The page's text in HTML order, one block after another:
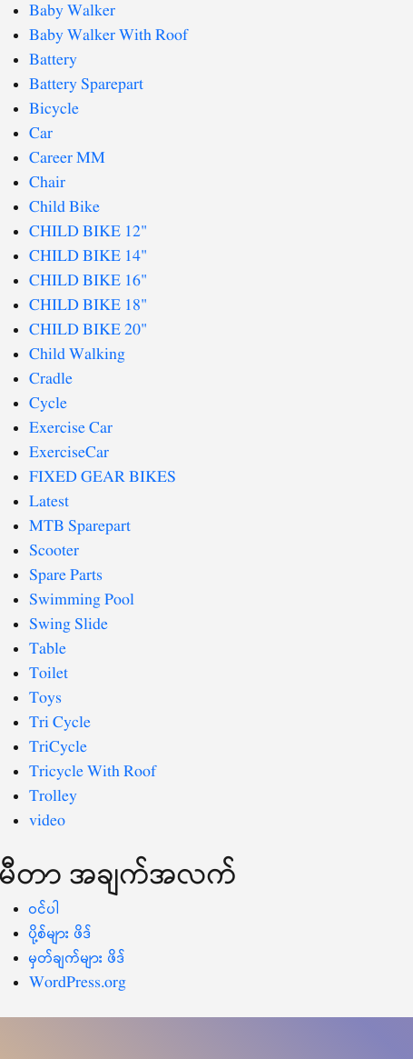
Baby Walker
Baby Walker With Roof
Battery
Battery Sparepart
Bicycle
Car
Career MM
Chair
Child Bike
CHILD BIKE 12"
CHILD BIKE 14"
CHILD BIKE 16"
CHILD BIKE 18"
CHILD BIKE 20"
Child Walking
Cradle
Cycle
Exercise Car
ExerciseCar
FIXED GEAR BIKES
Latest
MTB Sparepart
Scooter
Spare Parts
Swimming Pool
Swing Slide
Table
Toilet
Toys
Tri Cycle
TriCycle
Tricycle With Roof
Trolley
video
မီတာ အချက်အလက်
ဝင်ပါ
ပို့စ်များ ဖိဒ်
မှတ်ချက်များ ဖိဒ်
WordPress.org